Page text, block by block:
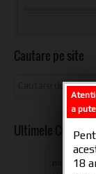
Cautare pe site
Ultimele
a
18